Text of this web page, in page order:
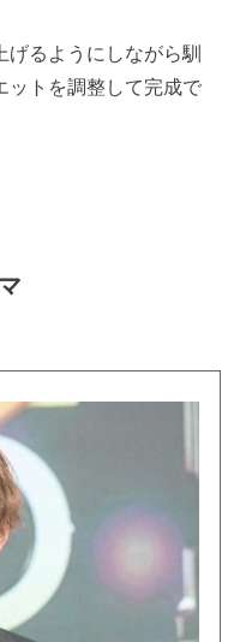
げるようにしながら馴
ットを調整して完成で